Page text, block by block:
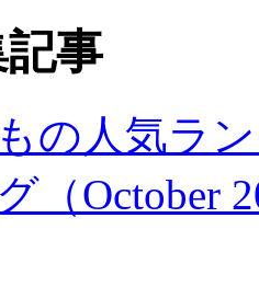
事
もの人気ラ
（October